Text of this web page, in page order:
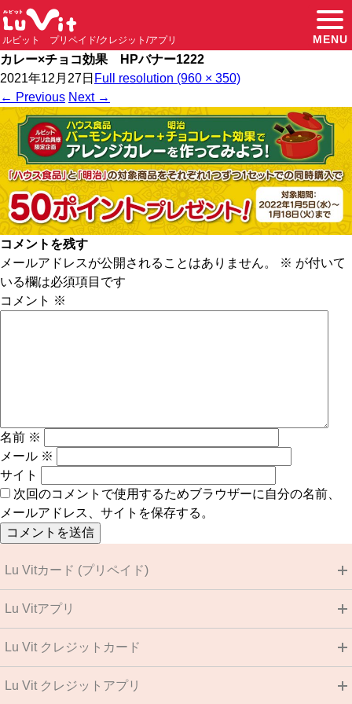
ルビット プリペイド/クレジット/アプリ MENU
カレー×チョコ効果 HPバナー1222
2021年12月27日 Full resolution (960 × 350)
← Previous Next →
コメントを残す
メールアドレスが公開されることはありません。
※ が付いて
いる欄は必須項目です
コメント ※
名前 ※
メール ※
サイト
次回のコメントで使用するためブラウザーに自分の名前、
メールアドレス、サイトを保存する。
Lu Vitカード (プリペイド)
Lu Vitアプリ
Lu Vit クレジットカード
Lu Vit クレジットアプリ